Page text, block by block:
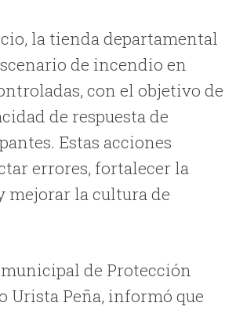
la tienda departamental
de incendio en
con el objetivo de
de respuesta de
Estas acciones
errores, fortalecer la
mejorar la cultura de
de Protección
Urista Peña, informó que